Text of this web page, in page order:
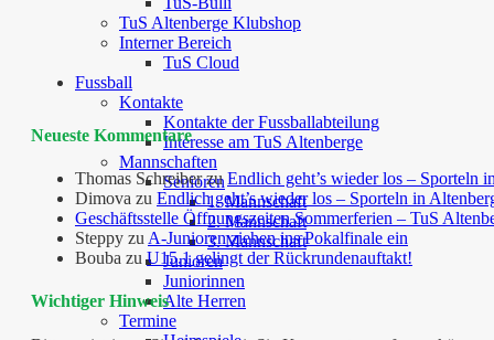
TuS Altenberge Klubshop
Interner Bereich
TuS Cloud
Fussball
Kontakte
Kontakte der Fussballabteilung
Interesse am TuS Altenberge
Mannschaften
Senioren
1. Mannschaft
2. Mannschaft
3. Mannschaft
Junioren
Juniorinnen
Alte Herren
Termine
Neueste Kommentare
Thomas SchreiberzuEndlich geht’s wieder los – Sporteln
Dimova zu Endlich geht’s wieder los – Sporteln in
Geschäftsstelle Öffnungszeiten Sommerferien – TuS
Steppy zu A-Junioren ziehen ins Pokalfinale ein
Bouba zuU15.1 gelingt der Rückrundenauftakt!
Wichtiger Hinweis